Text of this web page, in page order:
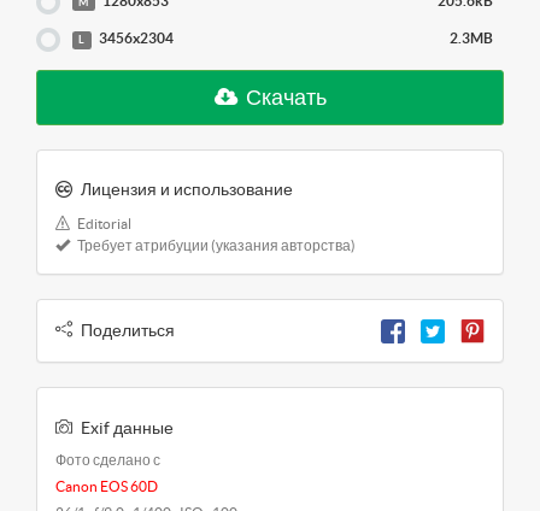
L 3456x2304 2.3MB
Скачать
Лицензия и использование
Editorial
Требует атрибуции (указания авторства)
Поделиться
Exif данные
Фото сделано с
Canon EOS 60D